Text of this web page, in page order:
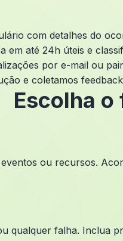
com detalhes do
em até 24h úteis e
por e-mail ou
e coletamos
Escolha
ou recursos.
qualquer falha. Inclua